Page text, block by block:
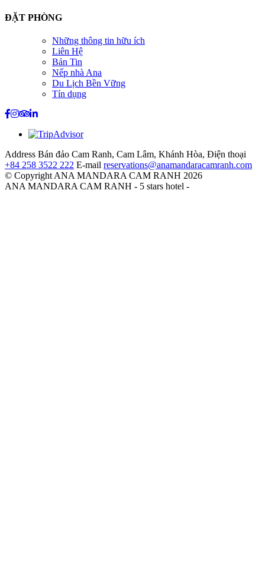
ĐẶT PHÒNG
Những thông tin hữu ích
Liên Hệ
Bản Tin
Nếp nhà Ana
Du Lịch Bền Vững
Tín dụng
Address Bán đảo Cam Ranh, Cam Lâm, Khánh Hòa, Điện thoại
+84 258 3522 222 E-mail reservations@anamandaracamranh.com
© Copyright ANA MANDARA CAM RANH 2026
ANA MANDARA CAM RANH - 5 stars hotel -